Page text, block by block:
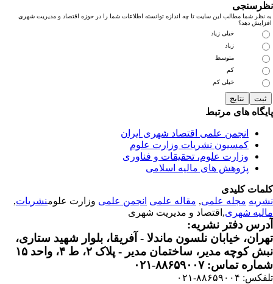
نظر شما مطالب این سایت تا چه اندازه توانسته اطلاعات شما را در حوزه اقتصاد و مدیریت شهری
دهد؟
خیلی زیاد
زیاد
متوسط
خیلی کم
های مرتبط
انجمن علمی اقتصاد شهری ایران
کمسیون نشریات وزارت علوم
وزارت علوم، تحقیقات و فناوری
پژوهش های مالیه اسلامی
کلیدی
مجله علمی, مقاله علمی انجمن علمیوزارت علومنشریات,
شهری ,اقتصاد و مدیریت شهری
دفتر نشریه:
خیابان نلسون ماندلا - آفریقا، بلوار شهید ستاری،
کوچه مدیر، ساختمان مدیر - پلاک ۲، ط ۴، واحد ۱۵
تماس: ۸۸۶۵۹۰۰۷-۰۲۱
۸۸۶۵۹۰۰۴-۰۲۱